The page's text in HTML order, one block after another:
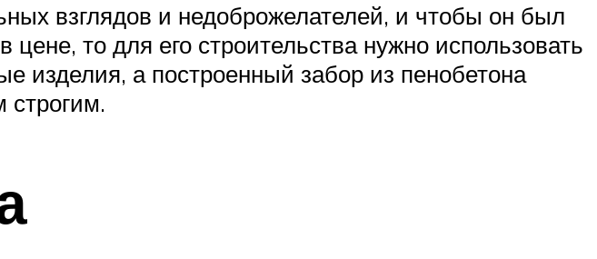
взглядов и недоброжелателей, и чтобы он был
то для его строительства нужно использовать
изделия, а построенный забор из пенобетона